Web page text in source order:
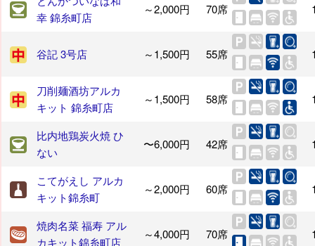
幸 錦糸町店
～2,000円 70席
谷記 3号店 ～1,500円 55席
刀削麺酒坊アルカ
キット 錦糸町店
～1,500円 58席
比内地鶏炭火焼 ひ
ない
〜6,000円 42席
こてがえし アルカ
キット錦糸町
～2,000円 60席
焼肉名菜 福寿 アル
カキット錦糸町店
～4,000円 70席